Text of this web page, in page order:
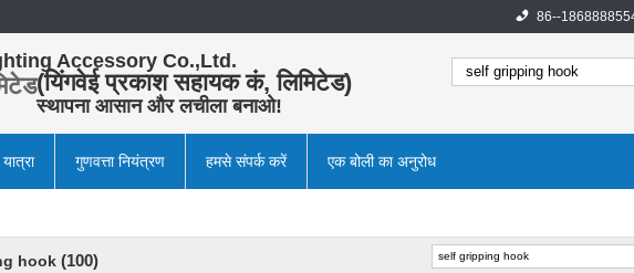
86--
Accessory Co.,Ltd.
(यिंगवेई प्रकाश सहायक कं, लिमिटेड)
स्थापना आसान और लचीला बनाओ!
गुणवत्ता नियंत्रण हमसे संपर्क करें एक बोली का अनुरोध
hook (100)